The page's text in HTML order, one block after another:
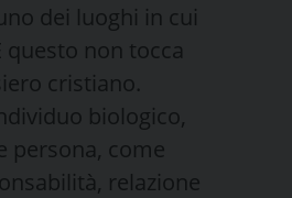
dei luoghi in cui
questo non tocca
cristiano.
biologico,
persona, come
relazione